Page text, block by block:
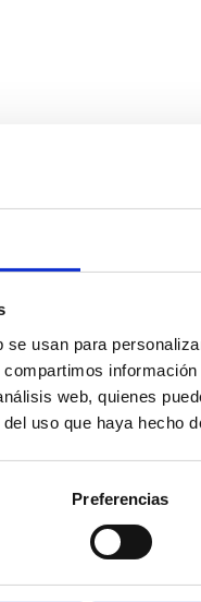
usan para
web, quienes
uso que haya hecho
Preferencias